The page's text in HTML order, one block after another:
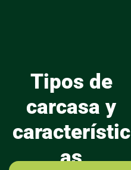
Tipos de
carcasa y
característic
as